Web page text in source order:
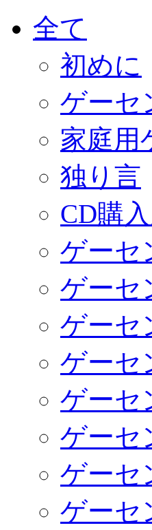
全て
初めに
ゲーセ
家庭用
独り言
CD購
ゲーセ
ゲーセ
ゲーセ
ゲーセ
ゲーセ
ゲーセ
ゲーセ
ゲーセ